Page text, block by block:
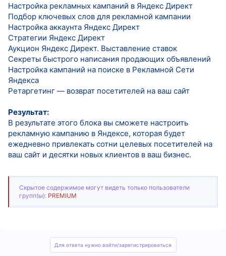
Настройка рекламных кампаний в Яндекс Директ
Подбор ключевых слов для рекламной кампании
Настройка аккаунта Яндекс Директ
Стратегии Яндекс Директ
Аукцион Яндекс Директ. Выставление ставок
Секреты быстрого написания продающих объявлений
Настройка кампаний на поиске в Рекламной Сети
Яндекса
Ретаргетинг — возврат посетителей на ваш сайт
Результат:
В результате этого блока вы сможете настроить
рекламную кампанию в Яндексе, которая будет
ежедневно привлекать сотни целевых посетителей на
ваш сайт и десятки новых клиентов в ваш бизнес.
Скрытое содержимое могут видеть только пользователи
групп(ы): PREMIUM
Для ответа нужно войти/зарегистрироваться